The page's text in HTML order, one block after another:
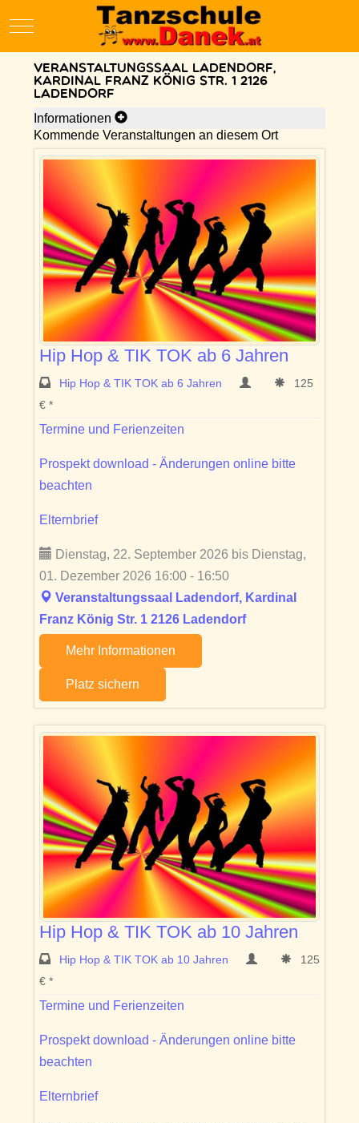
Mobile Menu Toggle
Veranstaltungssaal Ladendorf,
Kardinal Franz König Str. 1 2126
Ladendorf
Informationen
Kommende Veranstaltungen an diesem Ort
Hip Hop & TIK TOK ab 6 Jahren
Hip Hop & TIK TOK ab 6 Jahren
125
€ *
Termine und Ferienzeiten
Prospekt download - Änderungen online bitte
beachten
Elternbrief
Dienstag, 22. September 2026 bis Dienstag,
01. Dezember 2026 16:00 - 16:50
Veranstaltungssaal Ladendorf, Kardinal
Franz König Str. 1 2126 Ladendorf
Mehr Informationen
Platz sichern
Hip Hop & TIK TOK ab 10 Jahren
Hip Hop & TIK TOK ab 10 Jahren
125
€ *
Termine und Ferienzeiten
Prospekt download - Änderungen online bitte
beachten
Elternbrief